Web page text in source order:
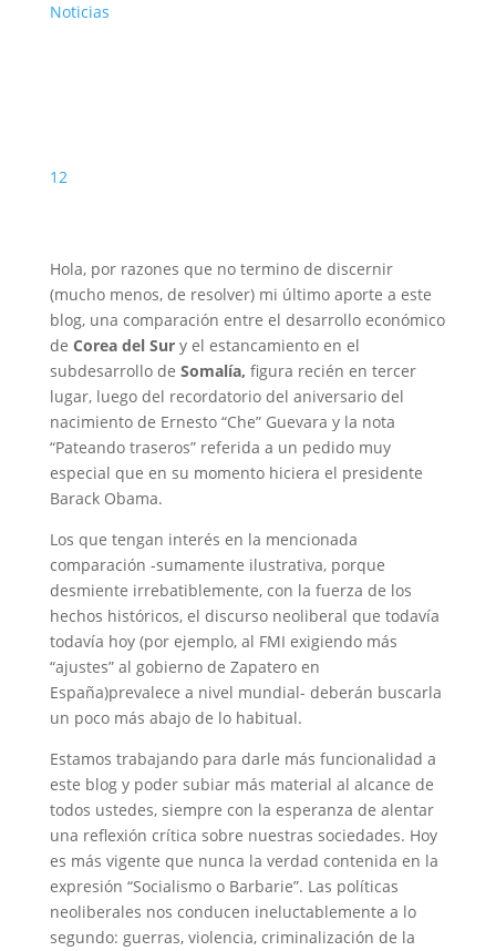
Noticias
12
Hola, por razones que no termino de discernir
(mucho menos, de resolver) mi último aporte a este
blog, una comparación entre el desarrollo económico
de Corea del Sur y el estancamiento en el
subdesarrollo de Somalía, figura recién en tercer
lugar, luego del recordatorio del aniversario del
nacimiento de Ernesto “Che” Guevara y la nota
“Pateando traseros” referida a un pedido muy
especial que en su momento hiciera el presidente
Barack Obama.
Los que tengan interés en la mencionada
comparación -sumamente ilustrativa, porque
desmiente irrebatiblemente, con la fuerza de los
hechos históricos, el discurso neoliberal que todavía
todavía hoy (por ejemplo, al FMI exigiendo más
“ajustes” al gobierno de Zapatero en
España)prevalece a nivel mundial- deberán buscarla
un poco más abajo de lo habitual.
Estamos trabajando para darle más funcionalidad a
este blog y poder subiar más material al alcance de
todos ustedes, siempre con la esperanza de alentar
una reflexión crítica sobre nuestras sociedades. Hoy
es más vigente que nunca la verdad contenida en la
expresión “Socialismo o Barbarie”. Las políticas
neoliberales nos conducen ineluctablemente a lo
segundo: guerras, violencia, criminalización de la